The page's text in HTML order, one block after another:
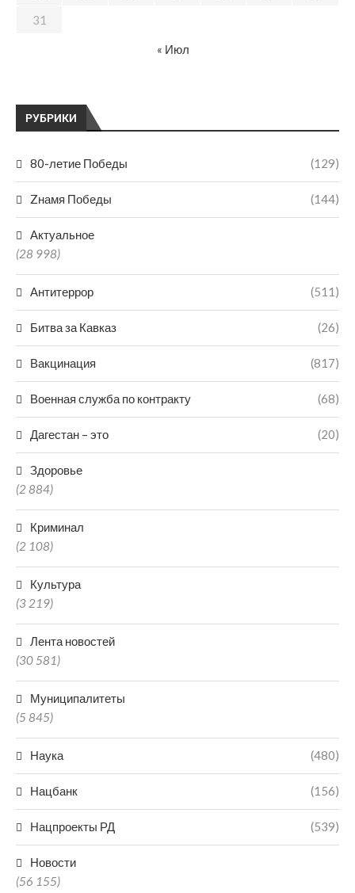
РУБРИКИ
80-летие Победы (129)
Zнамя Победы (144)
Актуальное
(28 998)
Антитеррор (511)
Битва за Кавказ (26)
Вакцинация (817)
Военная служба по контракту (68)
Дагестан – это (20)
Здоровье
(2 884)
Криминал
(2 108)
Культура
(3 219)
Лента новостей
(30 581)
Муниципалитеты
(5 845)
Наука (480)
Нацбанк (156)
Нацпроекты РД (539)
Новости
(56 155)
31
« Июл